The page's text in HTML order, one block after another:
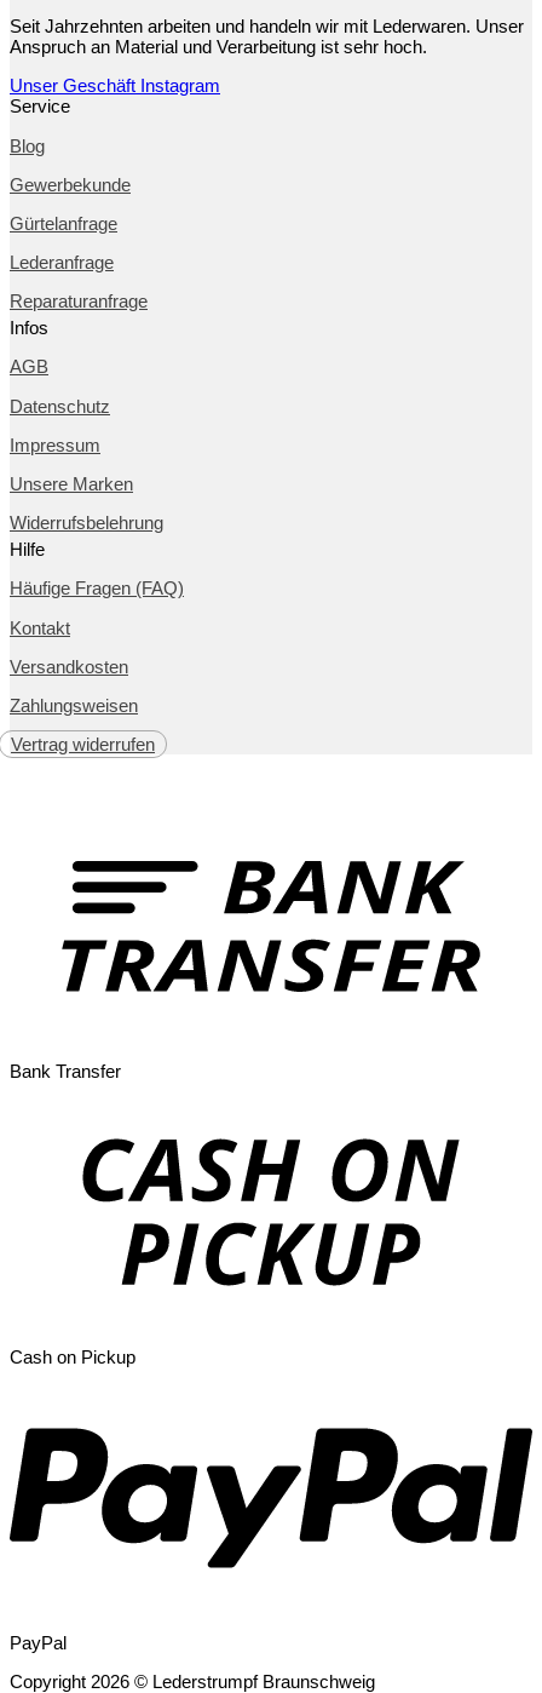
Seit Jahrzehnten arbeiten und handeln wir mit Lederwaren. Unser
Anspruch an Material und Verarbeitung ist sehr hoch.
Unser Geschäft Instagram
Service
Blog
Gewerbekunde
Gürtelanfrage
Lederanfrage
Reparaturanfrage
Infos
AGB
Datenschutz
Impressum
Unsere Marken
Widerrufsbelehrung
Hilfe
Häufige Fragen (FAQ)
Kontakt
Versandkosten
Zahlungsweisen
Vertrag widerrufen
Bank Transfer
Cash on Pickup
PayPal
Copyright 2026 © Lederstrumpf Braunschweig